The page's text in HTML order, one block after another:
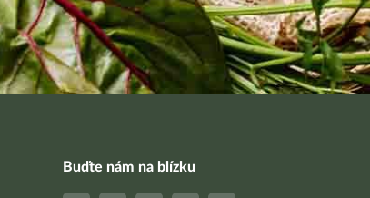
Buďte nám na blízku